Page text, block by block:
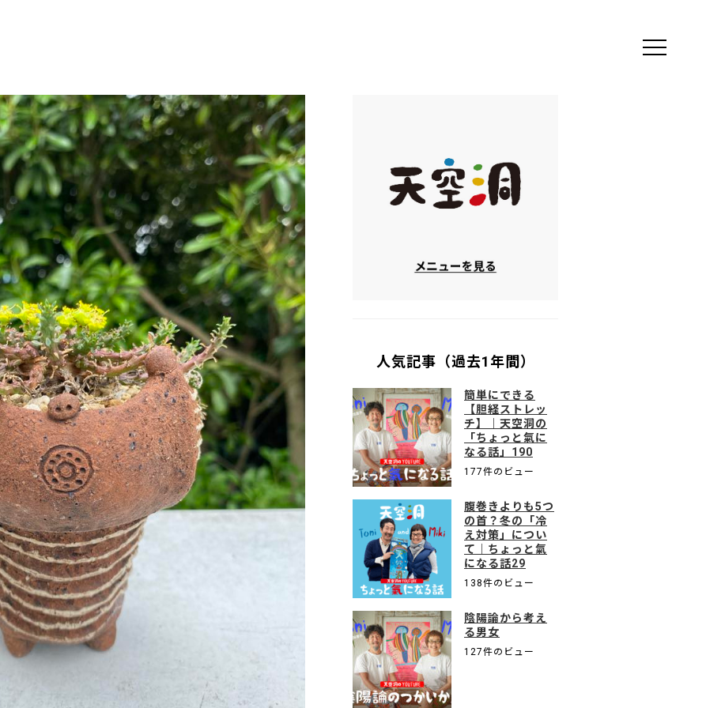
人気記事（過去1年間）
簡単にできる
【胆経ストレッ
チ】｜天空洞の
「ちょっと氣に
なる話」190
177件のビュー
腹巻きよりも5つ
の首？冬の「冷
え対策」につい
て｜ちょっと氣
になる話29
138件のビュー
陰陽論から考え
る男女
127件のビュー